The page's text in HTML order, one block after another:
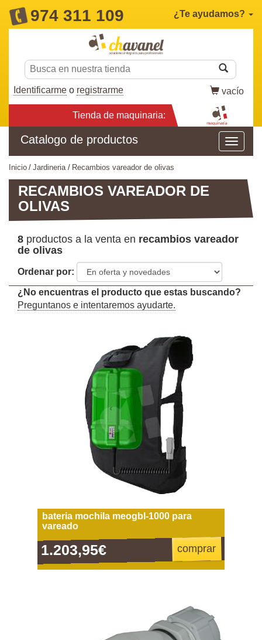
974 311 109 ¿Te ayudamos?
Identificarme o registrarme vacío
Tienda de maquinaria:
Catalogo de productos
inicio jardineria recambios vareador de olivas
RECAMBIOS VAREADOR DE
OLIVAS
8 productos a la venta en recambios vareador
de olivas
Ordenar por:
¿No encuentras el producto que estas buscando?
Preguntanos e intentaremos ayudarte.
bateria mochila meogbl-1000 para
vareado
1.203,95€ comprar